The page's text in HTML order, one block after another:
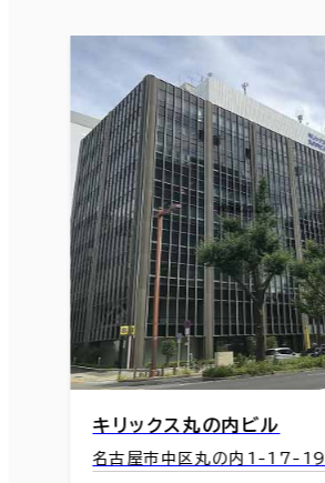
キリックス丸の内ビル
名古屋市中区丸の内1-17-19